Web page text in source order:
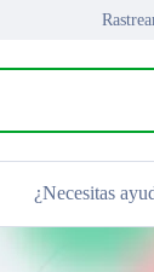
¿Necesitas